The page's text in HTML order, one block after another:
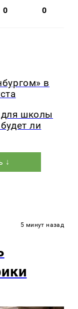
0 0
в
школы
ли
↓
5 минут назад